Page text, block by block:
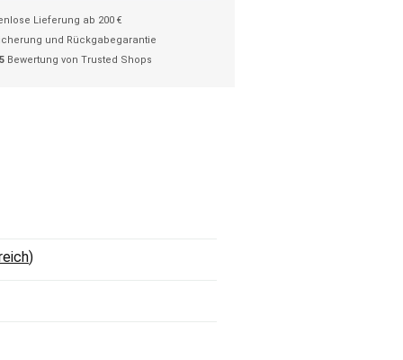
Lieferung ab 200 €
und Rückgabegarantie
Bewertung von Trusted Shops
)